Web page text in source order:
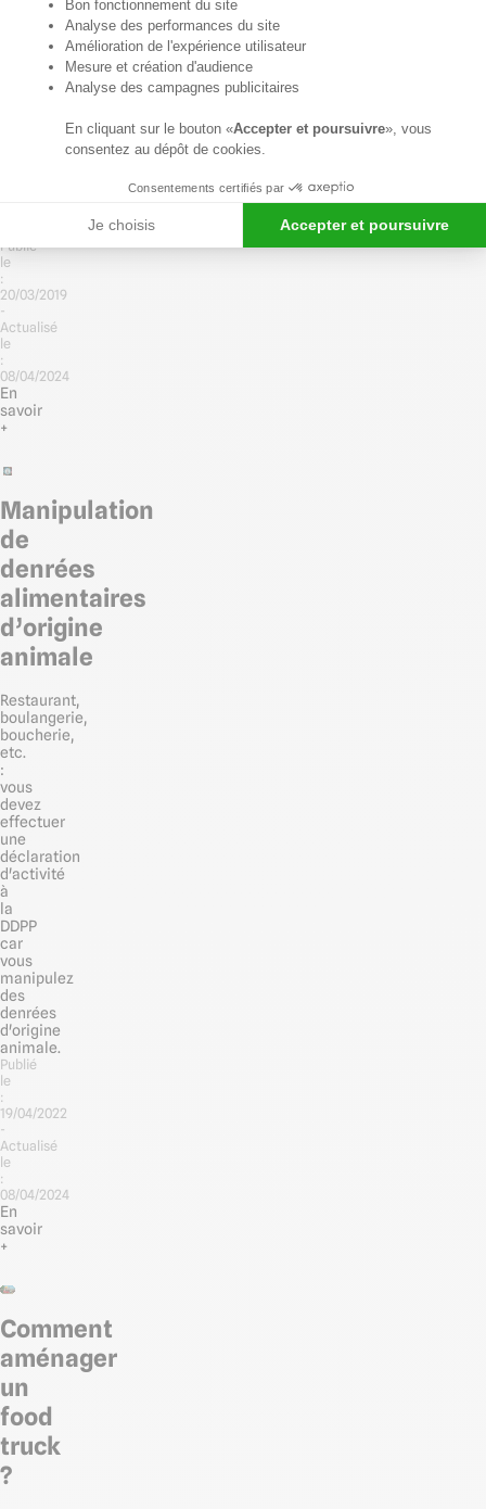
maîtrise"
méthode
alimentaires...
Publié
le
:
20/03/2019
-
Actualisé
le
:
08/04/2024
En
savoir
+
Manipulation
de
denrées
alimentaires
d’origine
animale
Restaurant,
boulangerie,
boucherie,
etc.
:
vous
devez
effectuer
une
déclaration
d'activité
à
la
DDPP
car
vous
manipulez
des
denrées
d'origine
animale.
Publié
le
:
19/04/2022
-
Actualisé
le
:
08/04/2024
En
savoir
+
Comment
aménager
un
food
truck
?
Bon fonctionnement du site
Analyse des performances du site
Amélioration de l'expérience utilisateur
Mesure et création d'audience
Analyse des campagnes publicitaires
En cliquant sur le bouton «Accepter et poursuivre», vous
consentez au dépôt de cookies.
Consentements certifiés par
Je choisis Accepter et poursuivre